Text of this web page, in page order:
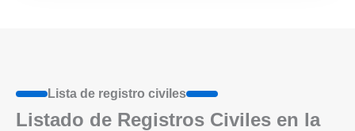
Lista de registro civiles
Listado de Registros Civiles en la